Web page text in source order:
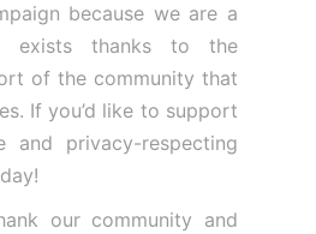
because we are a
exists thanks to the
of the community that
If you’d like to support
and privacy-respecting
!
our community and